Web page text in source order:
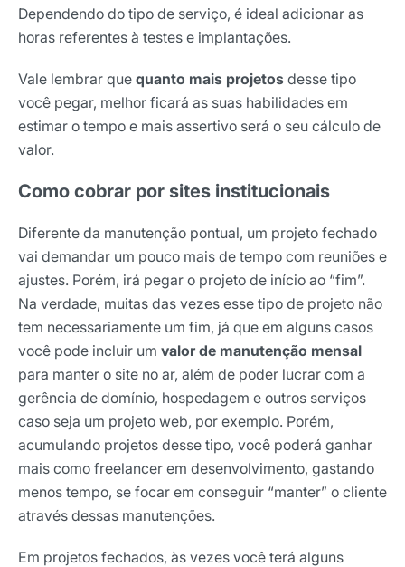
Dependendo do tipo de serviço, é ideal adicionar as
horas referentes à testes e implantações.
Vale lembrar que quanto mais projetos desse tipo
você pegar, melhor ficará as suas habilidades em
estimar o tempo e mais assertivo será o seu cálculo de
valor.
Como cobrar por sites institucionais
Diferente da manutenção pontual, um projeto fechado
vai demandar um pouco mais de tempo com reuniões e
ajustes. Porém, irá pegar o projeto de início ao “fim”.
Na verdade, muitas das vezes esse tipo de projeto não
tem necessariamente um fim, já que em alguns casos
você pode incluir um valor de manutenção mensal
para manter o site no ar, além de poder lucrar com a
gerência de domínio, hospedagem e outros serviços
caso seja um projeto web, por exemplo. Porém,
acumulando projetos desse tipo, você poderá ganhar
mais como freelancer em desenvolvimento, gastando
menos tempo, se focar em conseguir “manter” o cliente
através dessas manutenções.
Em projetos fechados, às vezes você terá alguns